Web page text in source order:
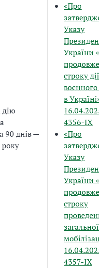
90 днів —
«Про
Указу
України
строку дії
воєнного
в
4356-IX
«Про
Указу
України
строку
загальної
4357-IX